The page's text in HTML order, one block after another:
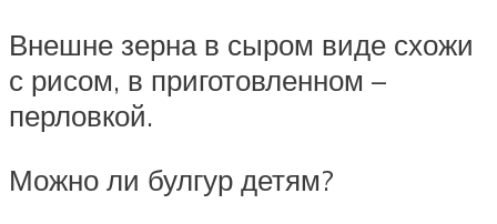
Внешне зерна в сыром виде схожи
с рисом, в приготовленном –
перловкой.
Можно ли булгур детям?